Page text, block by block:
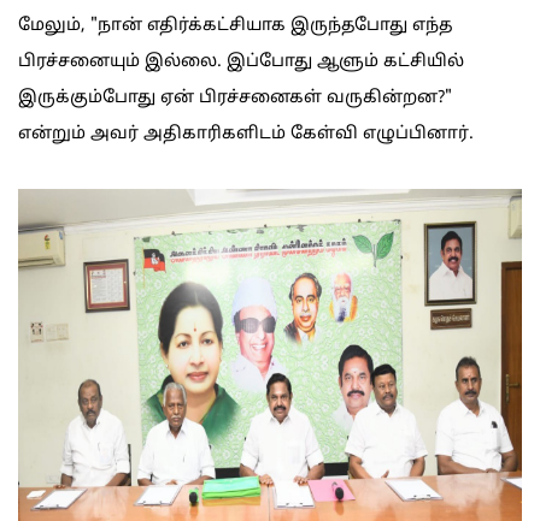
மேலும், "நான் எதிர்க்கட்சியாக இருந்தபோது எந்த
பிரச்சனையும் இல்லை. இப்போது ஆளும் கட்சியில்
இருக்கும்போது ஏன் பிரச்சனைகள் வருகின்றன?"
என்றும் அவர் அதிகாரிகளிடம் கேள்வி எழுப்பினார்.